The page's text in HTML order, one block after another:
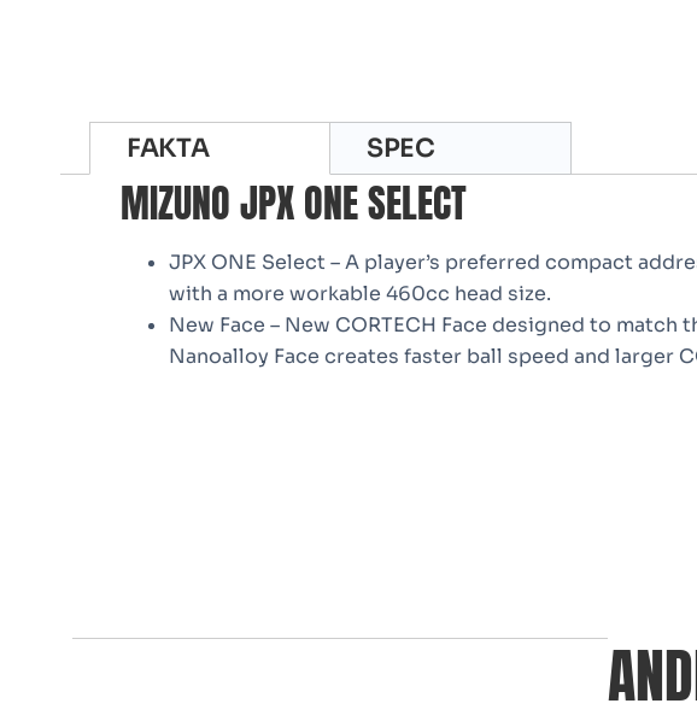
FAKTA SPEC
MIZUNO JPX ONE SELECT
JPX ONE Select – A player’s preferred compact
with a more workable 460cc head size.
New Face – New CORTECH Face designed to match
Nanoalloy Face creates faster ball speed and larger